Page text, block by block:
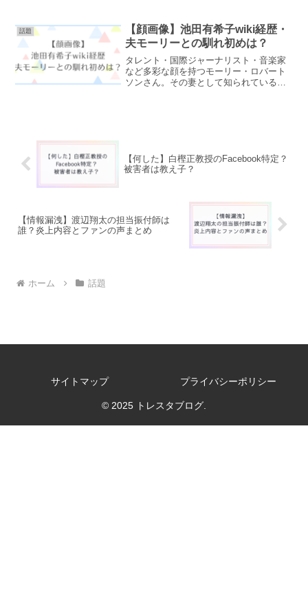
投稿。SNSでは、「何があった？」「ど
こま...
話題
【顔画像】池田有希子wiki経歴・
夫モーリーとの馴れ初めは？
タレント・国際ジャーナリスト・音楽家
など多彩な顔を持つモーリー・ロバート
ソンさん。その妻として知られているの
【何した】白樫正教授のFacebook特定？
被害者は教え子？
【情報漏洩】渡辺翔太の担当振付師は
誰？炎上内容とファンの声まとめ
ホーム 話題
サイトマップ プライバシーポリシー
© 2025 トレスタブログ.